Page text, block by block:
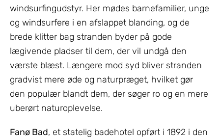
windsurfingudstyr. Her mødes barnefamilier, unge
og windsurfere i en afslappet blanding, og de
brede klitter bag stranden byder på gode
lægivende pladser til dem, der vil undgå den
værste blæst. Længere mod syd bliver stranden
gradvist mere øde og naturpræget, hvilket gør
den populær blandt dem, der søger ro og en mere
uberørt naturoplevelse.
Fanø Bad, et statelig badehotel opført i 1892 i den